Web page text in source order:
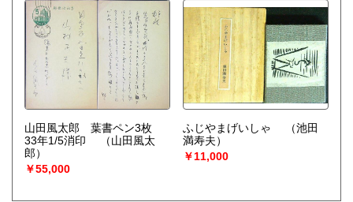
山田風太郎 葉書ペン3枚
33年1/5消印
（山田風太
郎）
￥55,000
ふじやまげいしゃ
（池田
満寿夫）
￥11,000